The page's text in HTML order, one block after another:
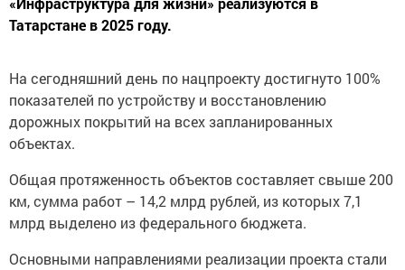
Татарстане в 2025 году.
На сегодняшний день по нацпроекту достигнуто 100%
показателей по устройству и восстановлению
дорожных покрытий на всех запланированных
объектах.
Общая протяженность объектов составляет свыше 200
км, сумма работ – 14,2 млрд рублей, из которых 7,1
млрд выделено из федерального бюджета.
Основными направлениями реализации проекта стали